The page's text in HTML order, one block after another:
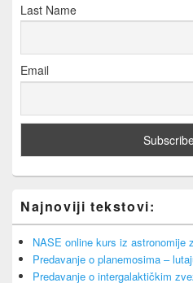
Last Name
Email
Najnoviji tekstovi:
NASE online kurs iz astronomije
Predavanje o planemosima –
Predavanje o intergalaktičkim